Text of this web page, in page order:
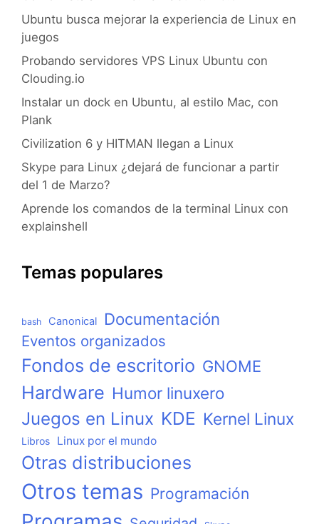
Ubuntu busca mejorar la experiencia de Linux en
juegos
Probando servidores VPS Linux Ubuntu con
Clouding.io
Instalar un dock en Ubuntu, al estilo Mac, con
Plank
Civilization 6 y HITMAN llegan a Linux
Skype para Linux ¿dejará de funcionar a partir
del 1 de Marzo?
Aprende los comandos de la terminal Linux con
explainshell
Temas populares
bash Canonical Documentación
Eventos organizados
Fondos de escritorio GNOME
Hardware Humor linuxero
Juegos en Linux KDE Kernel Linux
Libros Linux por el mundo
Otras distribuciones
Otros temas Programación